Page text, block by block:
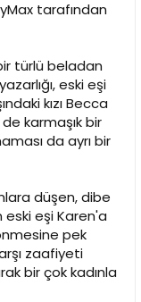
tarafından
türlü beladan
eski eşi
kızı Becca
karmaşık bir
da ayrı bir
düşen, dibe
eski eşi Karen'a
pek
zaafiyeti
bir çok kadınla